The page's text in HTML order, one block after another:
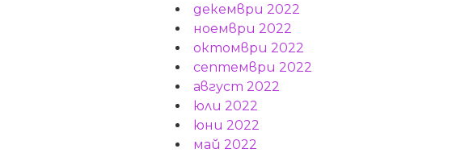
декември 2022
ноември 2022
октомври 2022
септември 2022
август 2022
юли 2022
юни 2022
май 2022